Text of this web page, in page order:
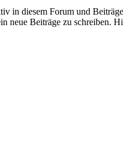
in diesem Forum und
neue Beiträge zu schreiben.